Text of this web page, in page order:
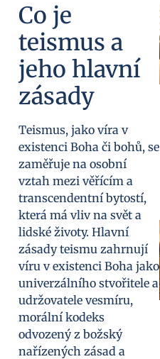
Co je
teismus a
jeho hlavní
zásady
Teismus, jako víra v
existenci Boha či bohů, se
zaměřuje na osobní
vztah mezi věřícím a
transcendentní bytostí,
která má vliv na svět a
lidské životy. Hlavní
zásady teismu zahrnují
víru v existenci Boha jako
univerzálního stvořitele a
udržovatele vesmíru,
morální kodeks
odvozený z božský
nařízených zásad a